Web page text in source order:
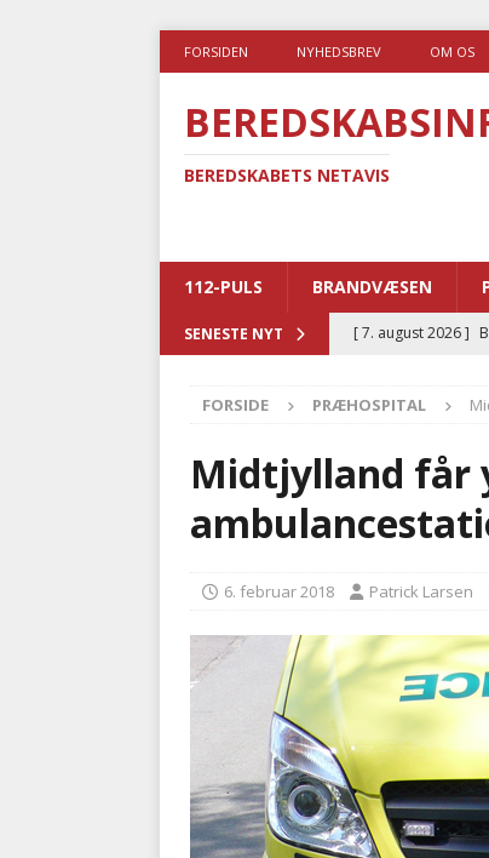
FORSIDEN NYHEDSBREV OM OS
BEREDSKABETS NETAVIS
112-PULS BRANDVÆSEN
SENESTE NYT [ 7. august 2026 ]
[ 6. august 2026 ]
BRANDVÆSEN
i det offentlige
[ 5. august 2026 ]
tilbudsfristen
FORSIDE PRÆHOSPITAL
Midtjylland får
6. februar 2018 Patrick Larsen